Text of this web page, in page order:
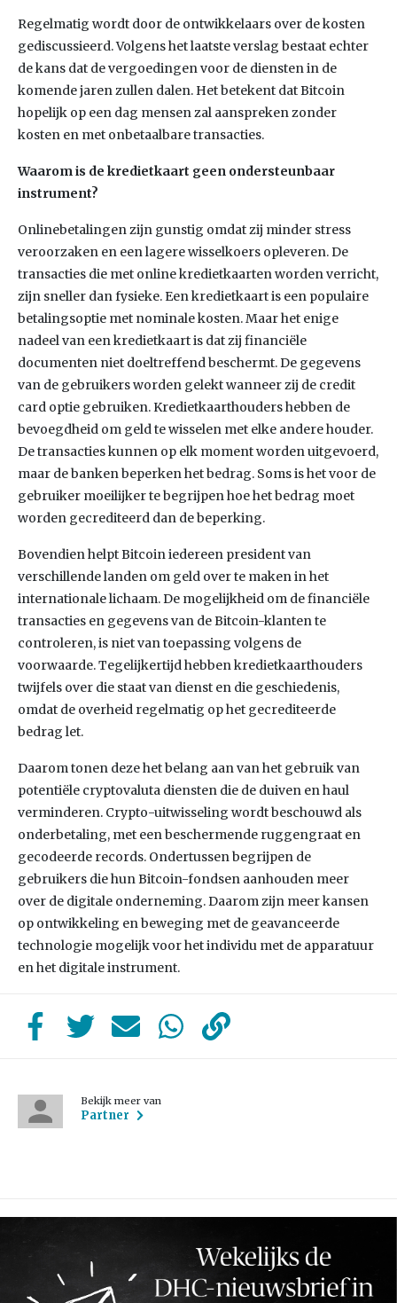
Regelmatig wordt door de ontwikkelaars over de kosten
gediscussieerd. Volgens het laatste verslag bestaat echter
de kans dat de vergoedingen voor de diensten in de
komende jaren zullen dalen. Het betekent dat Bitcoin
hopelijk op een dag mensen zal aanspreken zonder
kosten en met onbetaalbare transacties.
Waarom is de kredietkaart geen ondersteunbaar
instrument?
Onlinebetalingen zijn gunstig omdat zij minder stress
veroorzaken en een lagere wisselkoers opleveren. De
transacties die met online kredietkaarten worden verricht,
zijn sneller dan fysieke. Een kredietkaart is een populaire
betalingsoptie met nominale kosten. Maar het enige
nadeel van een kredietkaart is dat zij financiële
documenten niet doeltreffend beschermt. De gegevens
van de gebruikers worden gelekt wanneer zij de credit
card optie gebruiken. Kredietkaarthouders hebben de
bevoegdheid om geld te wisselen met elke andere houder.
De transacties kunnen op elk moment worden uitgevoerd,
maar de banken beperken het bedrag. Soms is het voor de
gebruiker moeilijker te begrijpen hoe het bedrag moet
worden gecrediteerd dan de beperking.
Bovendien helpt Bitcoin iedereen president van
verschillende landen om geld over te maken in het
internationale lichaam. De mogelijkheid om de financiële
transacties en gegevens van de Bitcoin-klanten te
controleren, is niet van toepassing volgens de
voorwaarde. Tegelijkertijd hebben kredietkaarthouders
twijfels over die staat van dienst en die geschiedenis,
omdat de overheid regelmatig op het gecrediteerde
bedrag let.
Daarom tonen deze het belang aan van het gebruik van
potentiële cryptovaluta diensten die de duiven en haul
verminderen. Crypto-uitwisseling wordt beschouwd als
onderbetaling, met een beschermende ruggengraat en
gecodeerde records. Ondertussen begrijpen de
gebruikers die hun Bitcoin-fondsen aanhouden meer
over de digitale onderneming. Daarom zijn meer kansen
op ontwikkeling en beweging met de geavanceerde
technologie mogelijk voor het individu met de apparatuur
en het digitale instrument.
Bekijk meer van
Partner